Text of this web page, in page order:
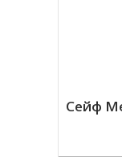
Сейф